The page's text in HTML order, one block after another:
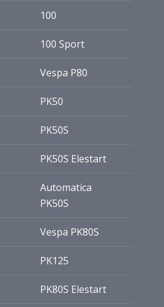
100
100 Sport
Vespa P80
PK50
PK50S
PK50S Elestart
Automatica
PK50S
Vespa PK80S
PK125
PK80S Elestart